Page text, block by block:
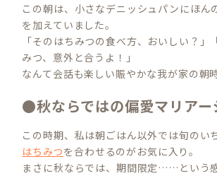
この朝は、小さなデニッシュパンにほん
を加えていました。
「そのはちみつの食べ方、おいしい？」
みつ、意外と合うよ！」
なんて会話も楽しい賑やかな我が家の朝
●秋ならではの偏愛マリアー
この時期、私は朝ごはん以外では旬のい
はちみつを合わせるのがお気に入り。
まさに秋ならでは、期間限定……という